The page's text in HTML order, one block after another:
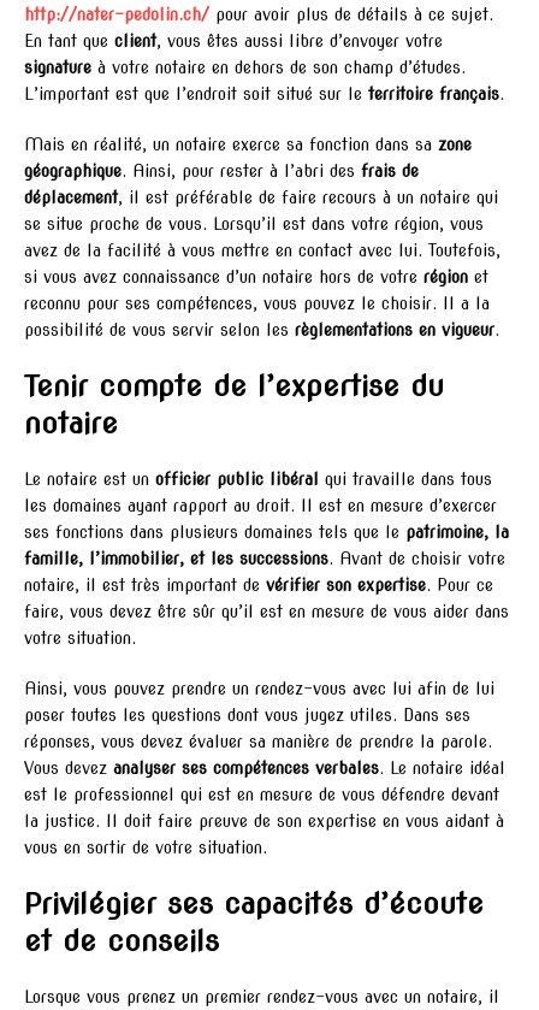
http://nater-pedolin.ch/ pour avoir plus de détails à ce sujet.
En tant que client, vous êtes aussi libre d’envoyer votre
signature à votre notaire en dehors de son champ d’études.
L’important est que l’endroit soit situé sur le territoire français.
Mais en réalité, un notaire exerce sa fonction dans sa zone
géographique. Ainsi, pour rester à l’abri des frais de
déplacement, il est préférable de faire recours à un notaire qui
se situe proche de vous. Lorsqu’il est dans votre région, vous
avez de la facilité à vous mettre en contact avec lui. Toutefois,
si vous avez connaissance d’un notaire hors de votre région et
reconnu pour ses compétences, vous pouvez le choisir. Il a la
possibilité de vous servir selon les règlementations en vigueur.
Tenir compte de l’expertise du
notaire
Le notaire est un officier public libéral qui travaille dans tous
les domaines ayant rapport au droit. Il est en mesure d’exercer
ses fonctions dans plusieurs domaines tels que le patrimoine, la
famille, l’immobilier, et les successions. Avant de choisir votre
notaire, il est très important de vérifier son expertise. Pour ce
faire, vous devez être sûr qu’il est en mesure de vous aider dans
votre situation.
Ainsi, vous pouvez prendre un rendez-vous avec lui afin de lui
poser toutes les questions dont vous jugez utiles. Dans ses
réponses, vous devez évaluer sa manière de prendre la parole.
Vous devez analyser ses compétences verbales. Le notaire idéal
est le professionnel qui est en mesure de vous défendre devant
la justice. Il doit faire preuve de son expertise en vous aidant à
vous en sortir de votre situation.
Privilégier ses capacités d’écoute
et de conseils
Lorsque vous prenez un premier rendez-vous avec un notaire, il